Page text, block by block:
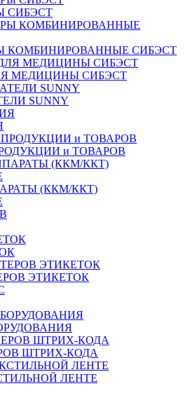
СИБЭСТ
КОМБИНИРОВАННЫЕ СИБЭСТ
МЕДИЦИНЫ СИБЭСТ
SUNNY
и ТОВАРОВ
(ККМ/ККТ)
ЭТИКЕТОК
ШТРИХ-КОДА
ЛЕНТЕ